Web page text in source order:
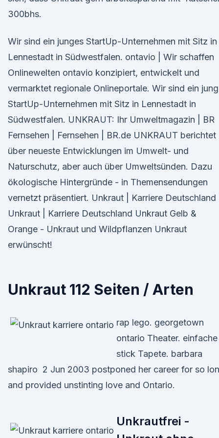
300bhs.
Wir sind ein junges StartUp-Unternehmen mit Sitz in
Lennestadt in Südwestfalen. ontavio | Wir schaffen
Onlinewelten ontavio konzipiert, entwickelt und
vermarktet regionale Onlineportale. Wir sind ein
StartUp-Unternehmen mit Sitz in Lennestadt in
Südwestfalen. UNKRAUT: Ihr Umweltmagazin | BR
Fernsehen | Fernsehen | BR.de UNKRAUT berichtet
über neueste Entwicklungen im Umwelt- und
Naturschutz, aber auch über Umweltsünden. Dazu
ökologische Hintergründe - in Themensendungen
vernetzt präsentiert. Unkraut | Karriere Deutschland
Unkraut | Karriere Deutschland Unkraut Gelb &
Orange - Unkraut und Wildpflanzen Unkraut
erwünscht!
Unkraut 112 Seiten / Arten
rap lego. georgetown
ontario Theater. einfache
stick Tapete. barbara
shapiro 2 Jun 2003 postponed her career for so
and provided unstinting love and Ontario.
Unkrautfrei -